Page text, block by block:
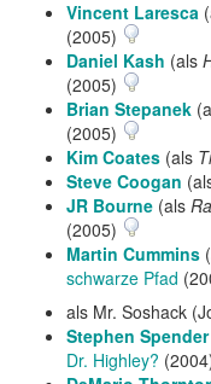
Vincent Laresca
(2005)
Daniel Kash (als
(2005)
Brian Stepanek
(2005)
Kim Coates (als
Steve Coogan
JR Bourne (als
(2005)
Martin Cummins
schwarze Pfad
als Mr. Soshack
Stephen Spender
Dr. Highley?